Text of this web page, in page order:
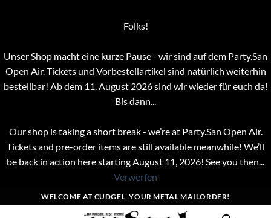
Folks!
Unser Shop macht eine kurze Pause - wir sind auf dem Party.San
Open Air. Tickets und Vorbestellartikel sind natürlich weiterhin
bestellbar! Ab dem 11. August 2026 sind wir wieder für euch da!
Bis dann...
Our shop is taking a short break - we’re at Party.San Open Air.
Tickets and pre-order items are still available meanwhile! We’ll
be back in action here starting August 11, 2026! See you then...
Verwerfen
Inhalt
WELCOME AT CUDGEL, YOUR METAL MAILORDER!